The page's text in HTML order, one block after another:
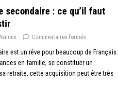
secondaire : ce qu’il faut
Commentaires fermés
est un rêve pour beaucoup de Français.
en famille, se constituer un
retraite, cette acquisition peut être très